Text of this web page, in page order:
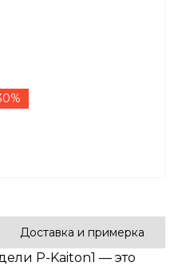
Доставка и примерка
P-Kaiton1 — это